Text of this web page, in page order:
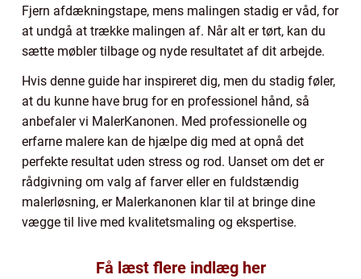
Fjern afdækningstape, mens malingen stadig er våd, for
at undgå at trække malingen af. Når alt er tørt, kan du
sætte møbler tilbage og nyde resultatet af dit arbejde.
Hvis denne guide har inspireret dig, men du stadig føler,
at du kunne have brug for en professionel hånd, så
anbefaler vi MalerKanonen. Med professionelle og
erfarne malere kan de hjælpe dig med at opnå det
perfekte resultat uden stress og rod. Uanset om det er
rådgivning om valg af farver eller en fuldstændig
malerløsning, er Malerkanonen klar til at bringe dine
vægge til live med kvalitetsmaling og ekspertise.
Få læst flere indlæg her